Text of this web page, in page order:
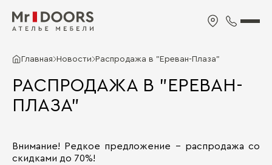
Главная Новости Распродажа в "Ереван-Плаза"
РАСПРОДАЖА В "ЕРЕВАН-
ПЛАЗА"
Внимание! Редкое предложение - распродажа со
скидками до 70%!